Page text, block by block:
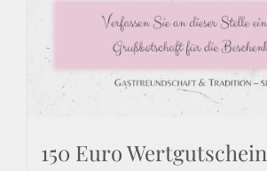
150 Euro Wertgutschein